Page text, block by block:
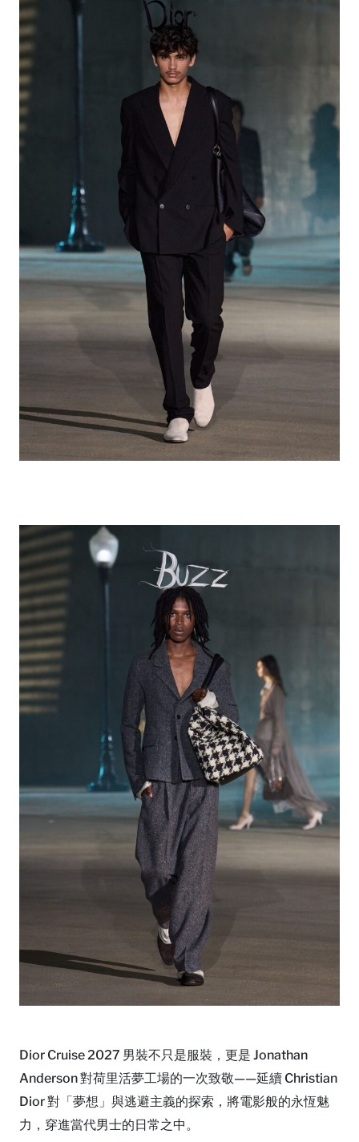
Dior Cruise 2027 男裝不只是服裝，更是 Jonathan
Anderson 對荷里活夢工場的一次致敬——延續 Christian
Dior 對「夢想」與逃避主義的探索，將電影般的永恆魅
力，穿進當代男士的日常之中。